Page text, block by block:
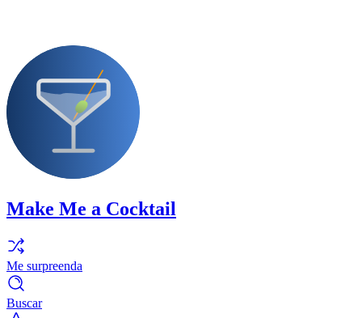
Make Me a Cocktail
Me surpreenda
Buscar